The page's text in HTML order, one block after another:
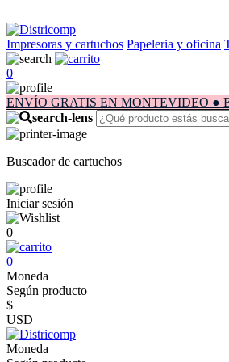
Impresoras y cartuchos Papeleria y oficina
0
ENVÍO GRATIS EN MONTEVIDEO ●
Buscador de cartuchos
Iniciar sesión
0
0
Moneda
Según producto
$
USD
Moneda